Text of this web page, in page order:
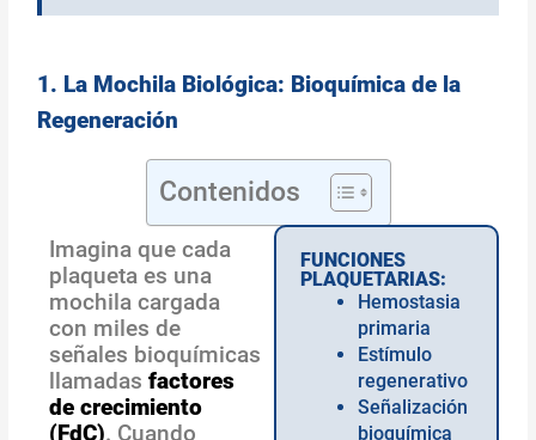
1. La Mochila Biológica: Bioquímica de la
Regeneración
Contenidos
Imagina que cada
plaqueta es una
mochila cargada
con miles de
señales bioquímicas
llamadasfactores
de crecimiento
(FdC). Cuando
FUNCIONES
PLAQUETARIAS:
Hemostasia
primaria
Estímulo
regenerativo
Señalización
bioquímica